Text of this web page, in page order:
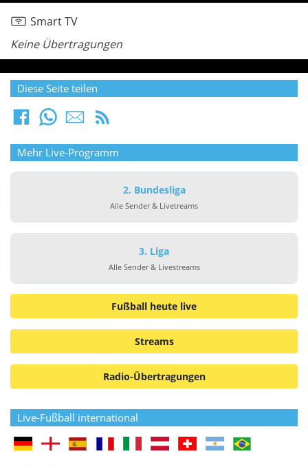
Smart TV
Keine Übertragungen
Diese Seite teilen
Mehr Live-Programm
2. Bundesliga
Alle Sender & Livetreams
3. Liga
Alle Sender & Livestreams
Fußball heute live
Streams
Radio-Übertragungen
Live-Fußball international